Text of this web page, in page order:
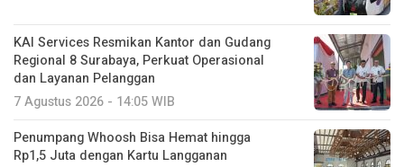
KAI Services Resmikan Kantor dan Gudang
Regional 8 Surabaya, Perkuat Operasional
dan Layanan Pelanggan
7 Agustus 2026 - 14:05 WIB
Penumpang Whoosh Bisa Hemat hingga
Rp1,5 Juta dengan Kartu Langganan